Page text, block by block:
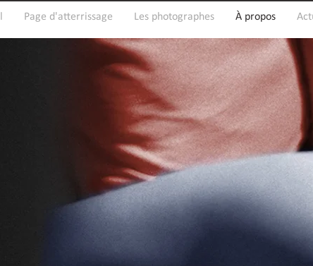
Page d'atterrissage Les photographes À propos